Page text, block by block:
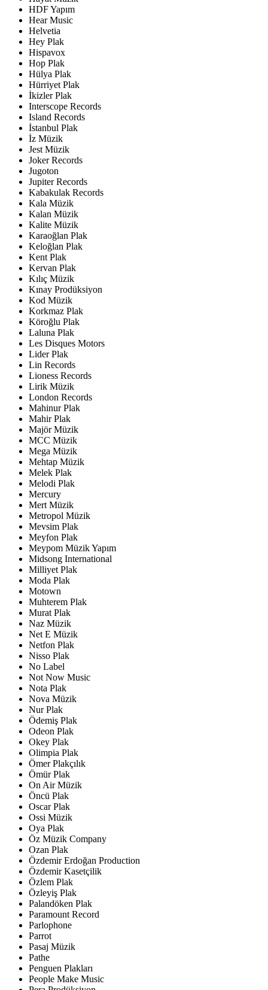
HDF Yapım
Hear Music
Helvetia
Hey Plak
Hispavox
Hop Plak
Hülya Plak
Hürriyet Plak
İkizler Plak
Interscope Records
Island Records
İstanbul Plak
İz Müzik
Jest Müzik
Joker Records
Jugoton
Jupiter Records
Kabakulak Records
Kala Müzik
Kalan Müzik
Kalite Müzik
Karaoğlan Plak
Keloğlan Plak
Kent Plak
Kervan Plak
Kılıç Müzik
Kınay Prodüksiyon
Kod Müzik
Korkmaz Plak
Köroğlu Plak
Laluna Plak
Les Disques Motors
Lider Plak
Lin Records
Lioness Records
Lirik Müzik
London Records
Mahinur Plak
Mahir Plak
Majör Müzik
MCC Müzik
Mega Müzik
Mehtap Müzik
Melek Plak
Melodi Plak
Mercury
Mert Müzik
Metropol Müzik
Mevsim Plak
Meyfon Plak
Meypom Müzik Yapım
Midsong International
Milliyet Plak
Moda Plak
Motown
Muhterem Plak
Murat Plak
Naz Müzik
Net E Müzik
Netfon Plak
Nisso Plak
No Label
Not Now Music
Nota Plak
Nova Müzik
Nur Plak
Ödemiş Plak
Odeon Plak
Okey Plak
Olimpia Plak
Ömer Plakçılık
Ömür Plak
On Air Müzik
Öncü Plak
Oscar Plak
Ossi Müzik
Oya Plak
Öz Müzik Company
Ozan Plak
Özdemir Erdoğan Production
Özdemir Kasetçilik
Özlem Plak
Özleyiş Plak
Palandöken Plak
Paramount Record
Parlophone
Parrot
Pasaj Müzik
Pathe
Penguen Plakları
People Make Music